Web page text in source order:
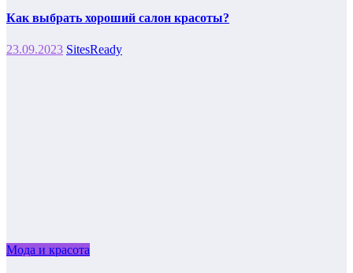
Как выбрать хороший салон красоты?
23.09.2023 SitesReady
Мода и красота